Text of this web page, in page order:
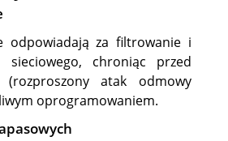
odpowiadają za filtrowanie i
chroniąc przed
(rozproszony atak odmowy
oprogramowaniem.